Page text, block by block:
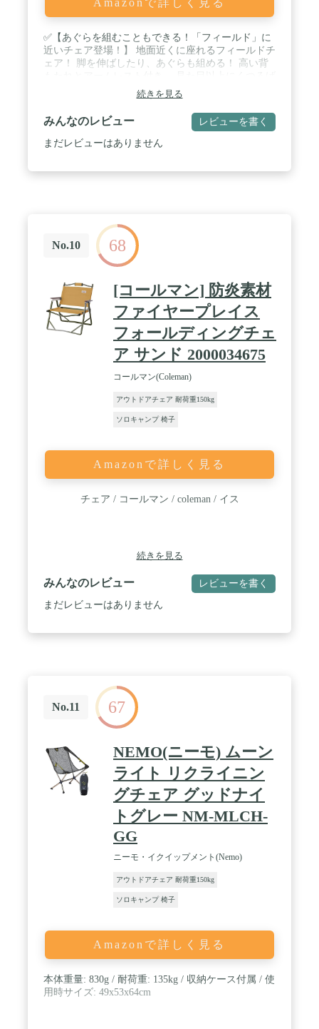
✅【あぐらを組むこともできる！「フィールド」に
近いチェア登場！】 地面近くに座れるフィールドチ
ェア！ 脚を伸ばしたり、あぐらも組める！ 高い背
るチェアです。 / ✅【難燃性と耐久性に優れたT/C生
地を使用。焚火を楽しむのにオススメなチェアで
す。】 ワンランク上のアウトドアを。 遮光性・難
燃性・耐久性に優れた素材 コットンとポリエステル
混合のT/C生地。 遮光性、難燃性、耐久性に優れ、
が近いロータイプなだけじゃなく、 背中をしっかり
支えるハイバックタイプ！ 体を預けてリラックスし
て座れます。 / ✅【商品詳細】 サイズ 使用時 : (約)
幅58.5cm×奥行68cm×高さ78.5cm、収納時 : (約)幅
92cm×奥行24cm×高さ17cm、材質：ポリエステル
65％、コットン35％・フレーム : スチール、重量：
(約)3.5kg、耐荷重：120kg、※商品は、モニターに
よって色合いが異なって見える場合があります。 ま
た、仕様・デザインは改良のため予告なく変更する
ことがあります。 / [こんな商品をお探しの方に] 焚
き火 火の粉 難燃 難燃性 ポリコットンおしゃれ か
んたん バーベキュー キャンプ ソロキャン ツーリン
グキャンプ キャンピング グランピング ビーチ フェ
ス バーベキュー バルコニー インテリア グランピン
ウトドアチェア レジャーチェア コンパクトチェア
ア キャンプチェア ひじ掛け 肘掛け アームレスト
軽量 デザイン ローバック ロータイプ ローチェア
続きを見る
みんなのレビュー レビューを書く
まだレビューはありません
No.10 68
[コールマン] 防炎素材
ファイヤープレイス
フォールディングチェ
ア サンド 2000034675
コールマン(Coleman)
アウトドアチェア 耐荷重150kg
ソロキャンプ 椅子
Amazonで詳しく見る
チェア / コールマン / coleman / イス
続きを見る
みんなのレビュー レビューを書く
まだレビューはありません
No.11 67
NEMO(ニーモ) ムーン
ライト リクライニン
グチェア グッドナイ
トグレー NM-MLCH-
GG
ニーモ・イクイップメント(Nemo)
アウトドアチェア 耐荷重150kg
ソロキャンプ 椅子
Amazonで詳しく見る
本体重量: 830g / 耐荷重: 135kg / 収納ケース付属 / 使
用時サイズ: 49x53x64cm